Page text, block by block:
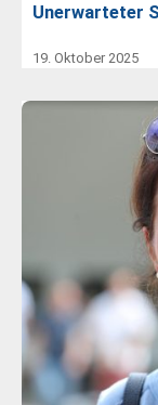
Unerwarteter
19. Oktober 2025